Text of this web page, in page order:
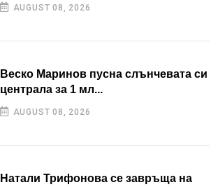
AUGUST 08, 2026
Веско Маринов пусна слънчевата си
централа за 1 мл...
AUGUST 08, 2026
Натали Трифонова се завръща на